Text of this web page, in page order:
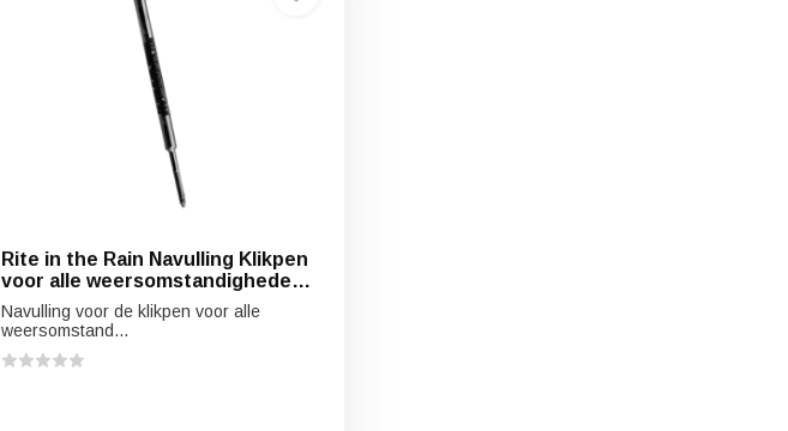
Rite in the Rain Navulling Klikpen
voor alle weersomstandigheden -
zwart
Navulling voor de klikpen voor alle
weersomstand...